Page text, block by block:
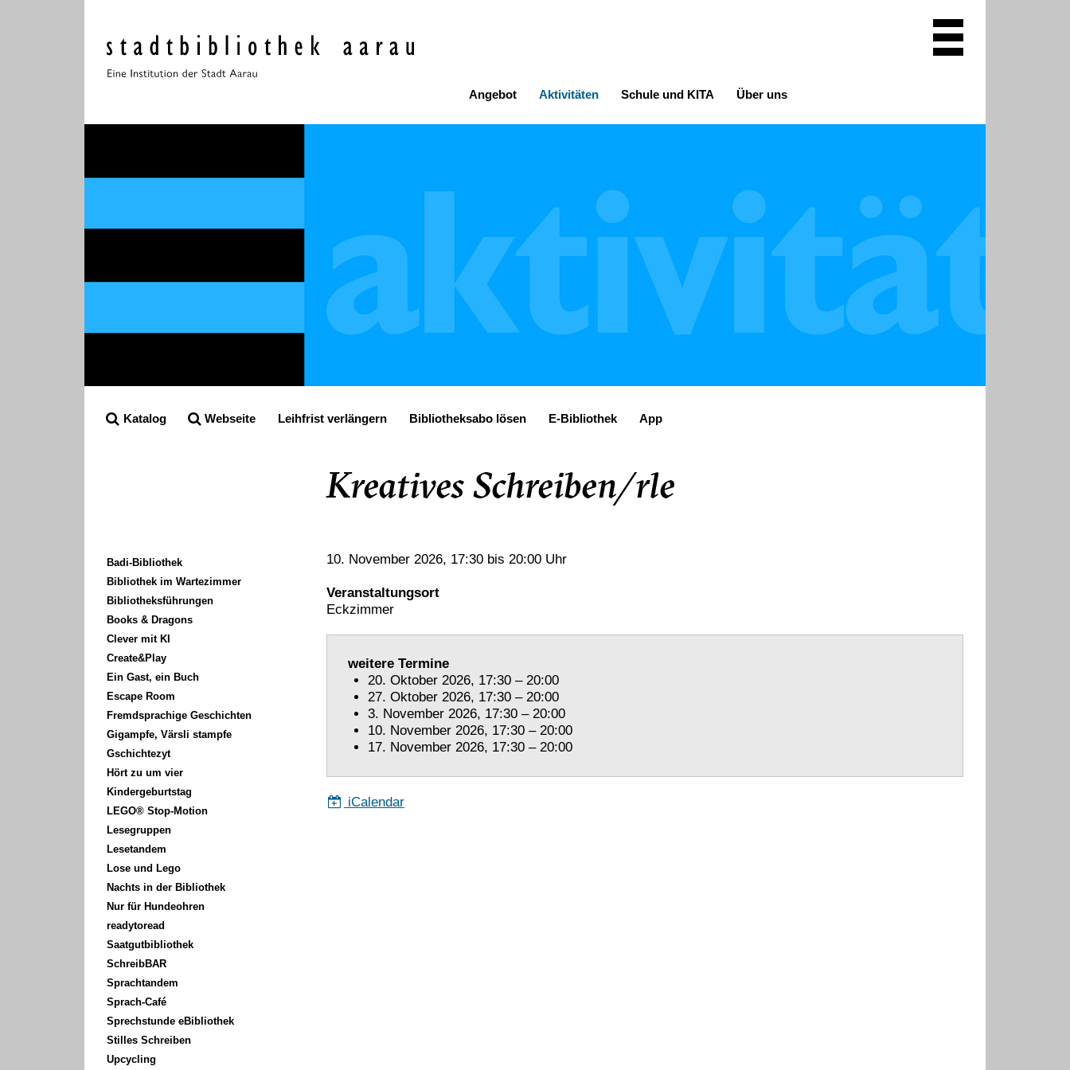
Angebot
Aktivitäten Schule und KITA Über uns
Katalog
Webseite Leihfrist verlängern Bibliotheksabo lösen E-Bibliothek App
Unternavigation
Badi-Bibliothek
Bibliothek im Wartezimmer
Bibliotheksführungen
Books & Dragons
Clever mit KI
Create&Play
Ein Gast, ein Buch
Escape Room
Fremdsprachige Geschichten
Gigampfe, Värsli stampfe
Gschichtezyt
Hört zu um vier
Kindergeburtstag
LEGO® Stop-Motion
Lesegruppen
Lesetandem
Lose und Lego
Nachts in der Bibliothek
Nur für Hundeohren
readytoread
Saatgutbibliothek
SchreibBAR
Sprachtandem
Sprach-Café
Sprechstunde eBibliothek
Stilles Schreiben
Upcycling
Kreatives Schreiben/rle
10. November 2026, 17:30 bis 20:00 Uhr
Veranstaltungsort
Eckzimmer
weitere Termine
20. Oktober 2026, 17:30 – 20:00
27. Oktober 2026, 17:30 – 20:00
3. November 2026, 17:30 – 20:00
10. November 2026, 17:30 – 20:00
17. November 2026, 17:30 – 20:00
iCalendar